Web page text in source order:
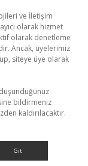
ve İletişim
olarak hizmet
olarak denetleme
Ancak, üyelerimiz
siteye üye olarak
bildirmeniz
kaldırılacaktır.